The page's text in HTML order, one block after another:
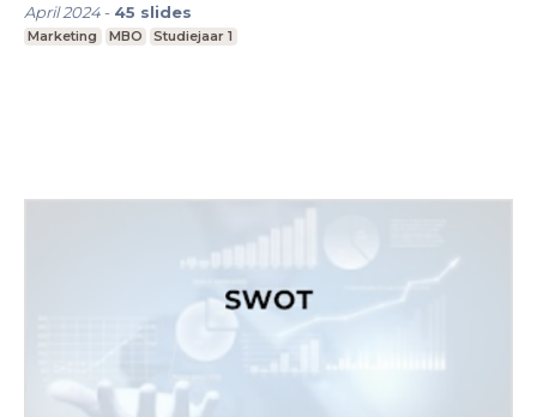
April 2024- 45 slides
Marketing MBO Studiejaar 1